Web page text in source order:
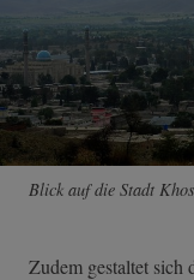
Blick auf die Stadt
Zudem gestaltet sich